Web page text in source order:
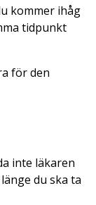
kommer ihåg
tidpunkt
för den
inte läkaren
du ska ta